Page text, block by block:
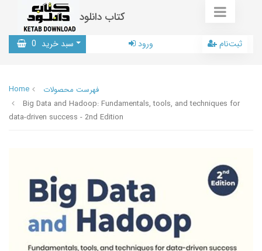
کتاب دانلود
سبد خرید 0 ورود ثبت‌نام
Home
فهرست محصولات
Big Data and Hadoop: Fundamentals, tools, and techniques for
data-driven success - 2nd Edition